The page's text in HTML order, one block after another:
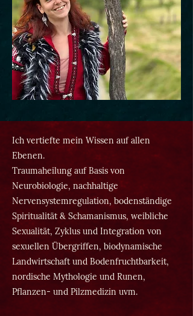
Ich vertiefte mein Wissen auf allen
Ebenen.
Traumaheilung auf Basis von
Neurobiologie, nachhaltige
Nervensystemregulation, bodenständige
Spiritualität & Schamanismus, weibliche
Sexualität, Zyklus und Integration von
sexuellen Übergriffen, biodynamische
Landwirtschaft und Bodenfruchtbarkeit,
nordische Mythologie und Runen,
Pflanzen- und Pilzmedizin uvm.